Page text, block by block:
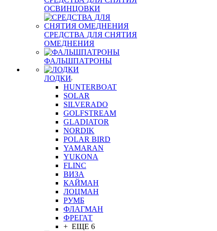
ОСВИНЦОВКИ
СРЕДСТВА ДЛЯ СНЯТИЯ
ОМЕДНЕНИЯ
ФАЛЬШПАТРОНЫ
ЛОДКИ
HUNTERBOAT
SOLAR
SILVERADO
GOLFSTREAM
GLADIATOR
NORDIK
POLAR BIRD
YAMARAN
YUKONA
FLINC
ВИЗА
КАЙМАН
ЛОЦМАН
РУМБ
ФЛАГМАН
ФРЕГАТ
+ ЕЩЕ 6